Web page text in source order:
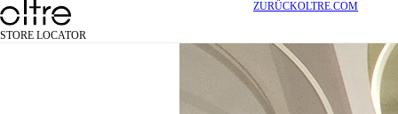
STORE LOCATOR
ZURÜCKOLTRE.COM